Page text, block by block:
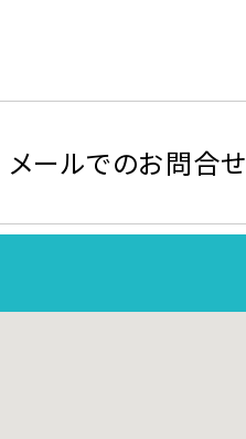
メールでのお問合せ